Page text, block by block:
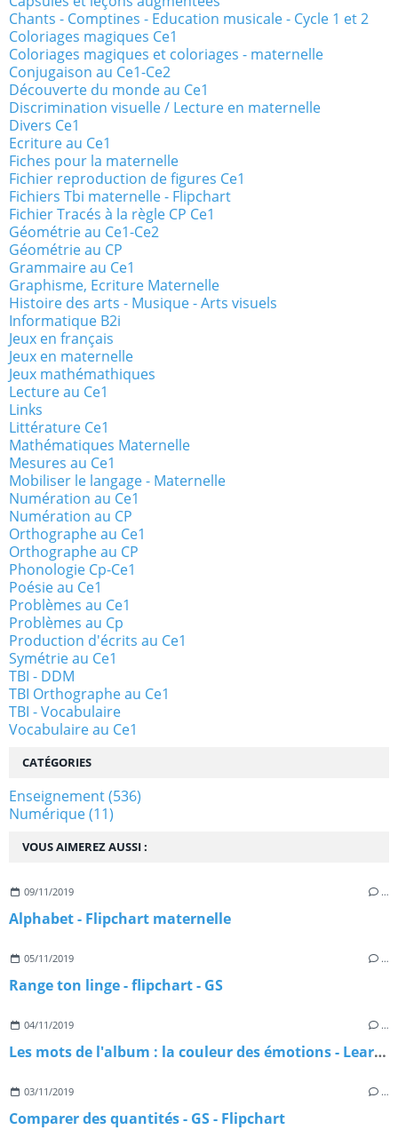
VOUS AIMEREZ AUSSI :
09/11/2019 …
Alphabet - Flipchart maternelle
05/11/2019 …
Range ton linge - flipchart - GS
04/11/2019 …
Les mots de l'album : la couleur des émotions - Learningapps
03/11/2019 …
Comparer des quantités - GS - Flipchart
Chants - Comptines - Education musicale - Cycle 1 et 2
Coloriages magiques Ce1
Coloriages magiques et coloriages - maternelle
Conjugaison au Ce1-Ce2
Découverte du monde au Ce1
Discrimination visuelle / Lecture en maternelle
Divers Ce1
Ecriture au Ce1
Fiches pour la maternelle
Fichier reproduction de figures Ce1
Fichiers Tbi maternelle - Flipchart
Fichier Tracés à la règle CP Ce1
Géométrie au Ce1-Ce2
Géométrie au CP
Grammaire au Ce1
Graphisme, Ecriture Maternelle
Histoire des arts - Musique - Arts visuels
Informatique B2i
Jeux en français
Jeux en maternelle
Jeux mathémathiques
Lecture au Ce1
Links
Littérature Ce1
Mathématiques Maternelle
Mesures au Ce1
Mobiliser le langage - Maternelle
Numération au Ce1
Numération au CP
Orthographe au Ce1
Orthographe au CP
Phonologie Cp-Ce1
Poésie au Ce1
Problèmes au Ce1
Problèmes au Cp
Production d'écrits au Ce1
Symétrie au Ce1
TBI - DDM
TBI Orthographe au Ce1
TBI - Vocabulaire
Vocabulaire au Ce1
CATÉGORIES
Enseignement(536)
Numérique(11)